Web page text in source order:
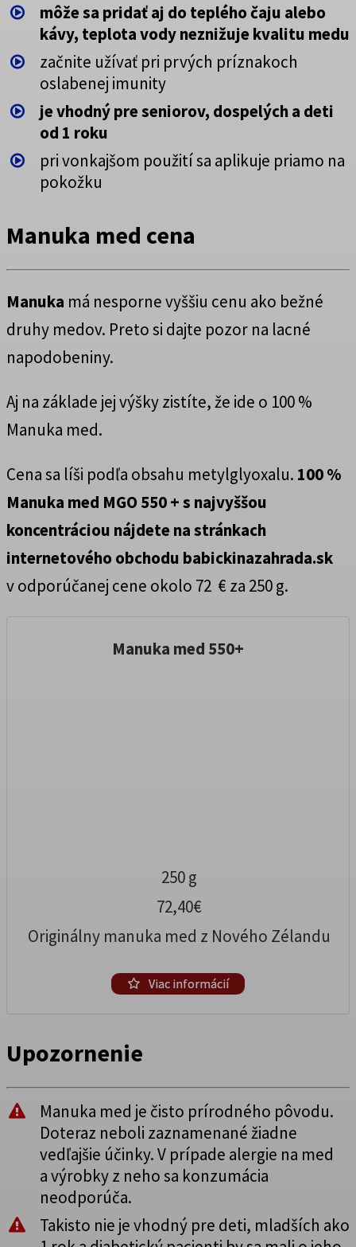
môže sa pridať aj do teplého čaju alebo
kávy, teplota vody neznižuje kvalitu medu
začnite užívať pri prvých príznakoch
oslabenej imunity
je vhodný pre seniorov, dospelých a deti
od 1 roku
pri vonkajšom použití sa aplikuje priamo na
pokožku
Manuka med cena
Manuka má nesporne vyššiu cenu ako bežné
druhy medov. Preto si dajte pozor na lacné
napodobeniny.
Aj na základe jej výšky zistíte, že ide o 100 %
Manuka med.
Cena sa líši podľa obsahu metylglyoxalu. 100 %
Manuka med MGO 550 + s najvyššou
koncentráciou nájdete na stránkach
internetového obchodu babickinazahrada.sk
v odporúčanej cene okolo 72 € za 250 g.
Manuka med 550+
250 g
72,40€
Originálny manuka med z Nového Zélandu
Viac informácií
Upozornenie
Manuka med je čisto prírodného pôvodu.
Doteraz neboli zaznamenané žiadne
vedľajšie účinky. V prípade alergie na med
a výrobky z neho sa konzumácia
neodporúča.
Takisto nie je vhodný pre deti, mladších ako